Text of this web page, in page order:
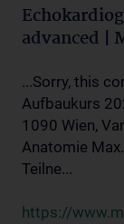
advanced |
...Sorry, this
Aufbaukurs
1090 Wien,
Anatomie
Teilne...
https://